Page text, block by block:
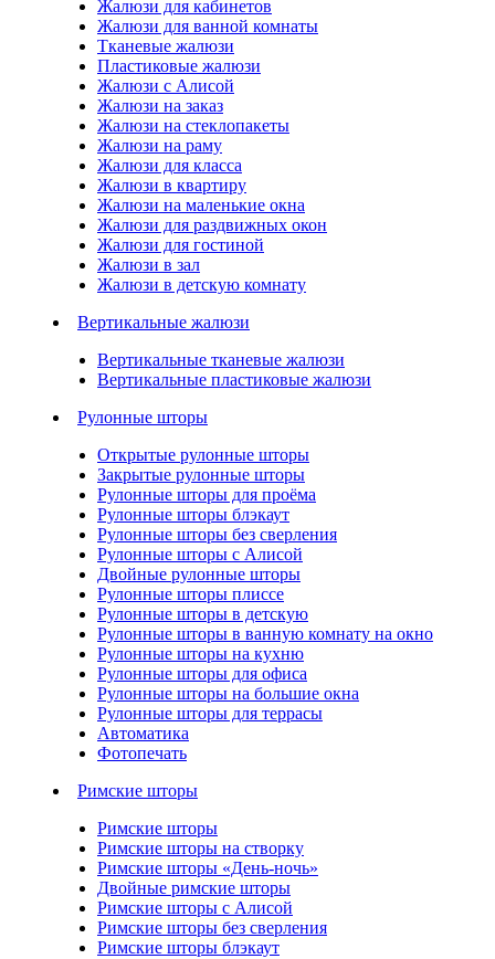
Жалюзи для кабинетов
Жалюзи для ванной комнаты
Тканевые жалюзи
Пластиковые жалюзи
Жалюзи с Алисой
Жалюзи на заказ
Жалюзи на стеклопакеты
Жалюзи на раму
Жалюзи для класса
Жалюзи в квартиру
Жалюзи на маленькие окна
Жалюзи для раздвижных окон
Жалюзи для гостиной
Жалюзи в зал
Жалюзи в детскую комнату
Вертикальные жалюзи
Вертикальные тканевые жалюзи
Вертикальные пластиковые жалюзи
Рулонные шторы
Открытые рулонные шторы
Закрытые рулонные шторы
Рулонные шторы для проёма
Рулонные шторы блэкаут
Рулонные шторы без сверления
Рулонные шторы с Алисой
Двойные рулонные шторы
Рулонные шторы плиссе
Рулонные шторы в детскую
Рулонные шторы в ванную комнату на окно
Рулонные шторы на кухню
Рулонные шторы для офиса
Рулонные шторы на большие окна
Рулонные шторы для террасы
Автоматика
Фотопечать
Римские шторы
Римские шторы
Римские шторы на створку
Римские шторы «День-ночь»
Двойные римские шторы
Римские шторы с Алисой
Римские шторы без сверления
Римские шторы блэкаут